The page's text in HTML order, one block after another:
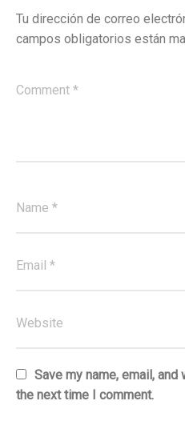
Tu dirección de correo
campos obligatorios están
Save my name, email,
the next time I comment.